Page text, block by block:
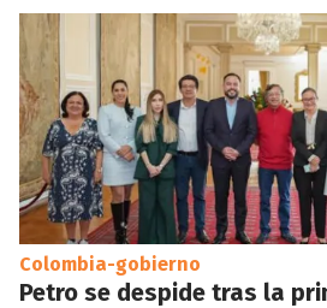
Colombia-gobierno
Petro se despide tras la